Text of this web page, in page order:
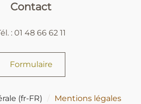
Contact
: 01 48 66 62 11
Formulaire
(fr-FR) Mentions légales